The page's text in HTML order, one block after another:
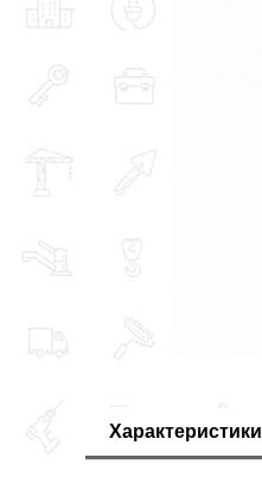
Характеристики